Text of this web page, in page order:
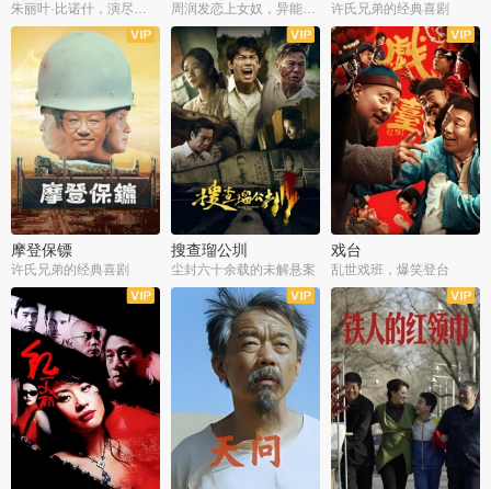
朱丽叶·比诺什，演尽失爱之痛 周润发恋上女奴，异能护体战邪派 许氏兄弟的经典喜剧
摩登保镖
许氏兄弟的经典喜剧
搜查瑠公圳
尘封六十余载的未解悬案
戏台
乱世戏班，爆笑登台